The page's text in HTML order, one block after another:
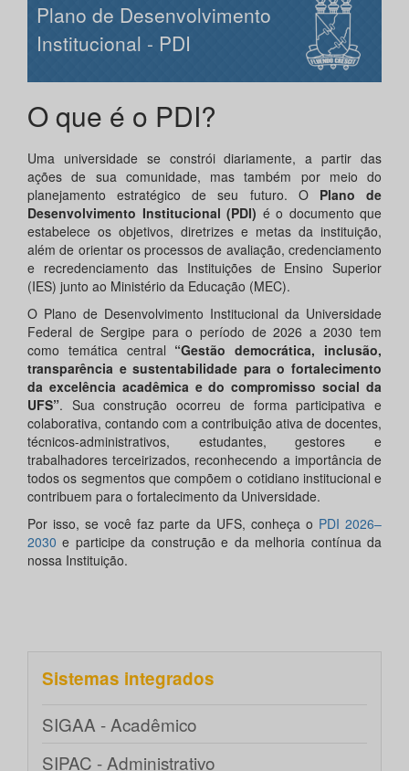
Plano de Desenvolvimento
Institucional - PDI
O que é o PDI?
Uma universidade se constrói diariamente, a partir das
ações de sua comunidade, mas também por meio do
planejamento estratégico de seu futuro. OPlano de
Desenvolvimento Institucional (PDI) é o documento que
estabelece os objetivos, diretrizes e metas da instituição,
além de orientar os processos de avaliação, credenciamento
e recredenciamento das Instituições de Ensino Superior
(IES) junto ao Ministério da Educação (MEC).
O Plano de Desenvolvimento Institucional da Universidade
Federal de Sergipe para o período de 2026 a 2030 tem
como temática central “Gestão democrática, inclusão,
transparência e sustentabilidade para o fortalecimento
da excelência acadêmica e do compromisso social da
UFS”. Sua construção ocorreu de forma participativa e
colaborativa, contando com a contribuição ativa de docentes,
técnicos-administrativos, estudantes, gestores e
trabalhadores terceirizados, reconhecendo a importância de
todos os segmentos que compõem o cotidiano institucional e
contribuem para o fortalecimento da Universidade.
Por isso, se você faz parte da UFS, conheça o PDI 2026–
2030 e participe da construção e da melhoria contínua da
nossa Instituição.
Sistemas integrados
SIGAA - Acadêmico
SIPAC - Administrativo